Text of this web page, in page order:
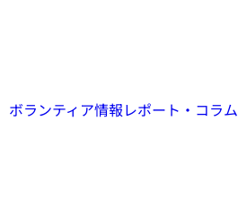
ボランティア情報レポート・コラム